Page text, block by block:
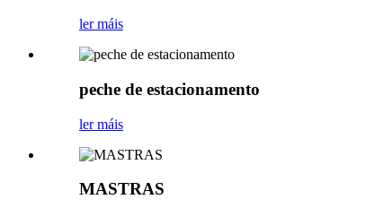
ler máis
peche de estacionamento
ler máis
MASTRAS